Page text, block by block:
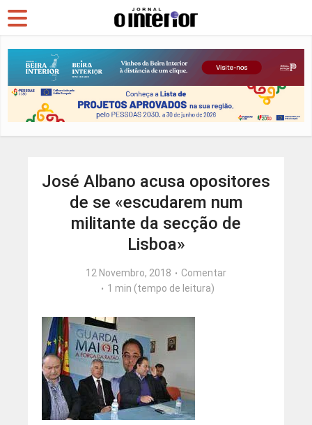
José Albano acusa opositores
de se «escudarem num
militante da secção de
Lisboa»
12 Novembro, 2018
Comentar
1 min (tempo de leitura)